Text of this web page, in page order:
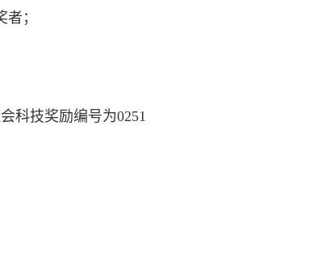
；
科技奖励编号为0251